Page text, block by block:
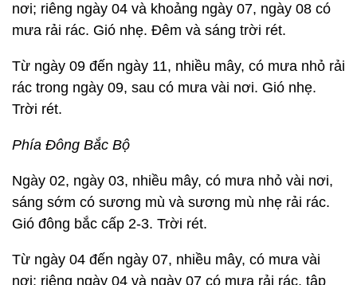
nơi; riêng ngày 04 và khoảng ngày 07, ngày 08 có
mưa rải rác. Gió nhẹ. Đêm và sáng trời rét.
Từ ngày 09 đến ngày 11, nhiều mây, có mưa nhỏ rải
rác trong ngày 09, sau có mưa vài nơi. Gió nhẹ.
Trời rét.
Phía Đông Bắc Bộ
Ngày 02, ngày 03, nhiều mây, có mưa nhỏ vài nơi,
sáng sớm có sương mù và sương mù nhẹ rải rác.
Gió đông bắc cấp 2-3. Trời rét.
Từ ngày 04 đến ngày 07, nhiều mây, có mưa vài
nơi; riêng ngày 04 và ngày 07 có mưa rải rác, tập